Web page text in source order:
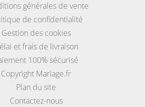
générales de vente
de confidentialité
Gestion des cookies
et frais de livraison
100% sécurisé
Copyright Mariage.fr
Plan du site
Contactez-nous